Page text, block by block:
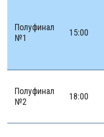
Полуфинал
№1
15:00
Полуфинал
№2
18:00